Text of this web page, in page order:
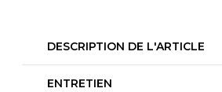
DESCRIPTION DE L'ARTICLE
ENTRETIEN